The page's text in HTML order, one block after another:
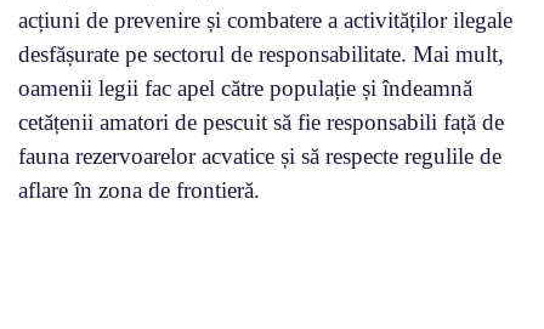
acțiuni de prevenire și combatere a activităților ilegale
desfășurate pe sectorul de responsabilitate. Mai mult,
oamenii legii fac apel către populație și îndeamnă
cetățenii amatori de pescuit să fie responsabili față de
fauna rezervoarelor acvatice și să respecte regulile de
aflare în zona de frontieră.